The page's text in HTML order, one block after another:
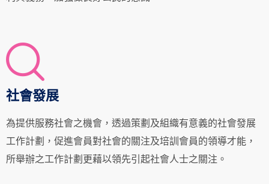
社會發展
為提供服務社會之機會，透過策劃及組織有意義的社會發展
工作計劃，促進會員對社會的關注及培訓會員的領導才能，
所舉辦之工作計劃更藉以領先引起社會人士之關注。